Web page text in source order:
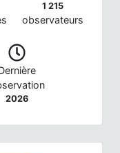
1 215
observateurs
2026